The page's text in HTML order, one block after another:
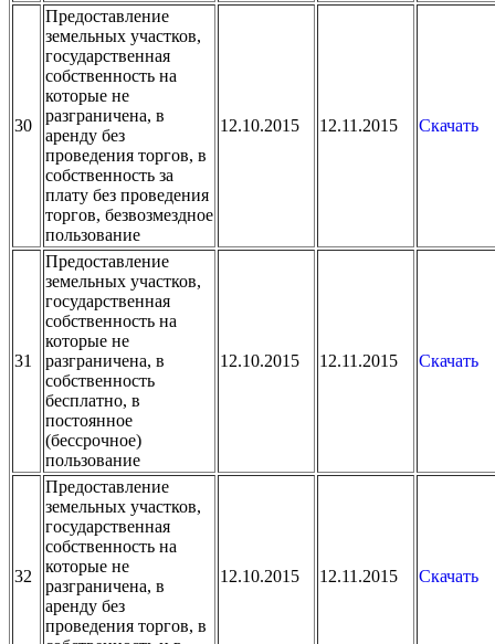
30
Предоставление
земельных участков,
государственная
собственность на
которые не
разграничена, в
аренду без
проведения торгов, в
собственность за
плату без проведения
торгов, безвозмездное
пользование
12.10.2015 12.11.2015 Скачать
31
Предоставление
земельных участков,
государственная
собственность на
которые не
разграничена, в
собственность
бесплатно, в
постоянное
(бессрочное)
пользование
12.10.2015 12.11.2015 Скачать
32
Предоставление
земельных участков,
государственная
собственность на
которые не
разграничена, в
аренду без
проведения торгов, в
12.10.2015 12.11.2015 Скачать